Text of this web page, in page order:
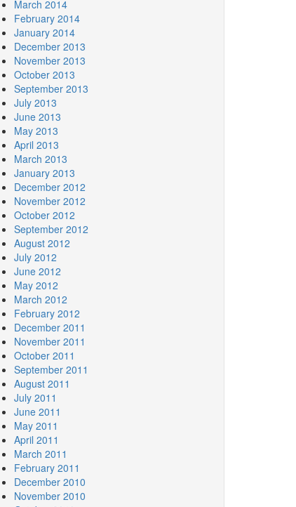
March 2014
February 2014
January 2014
December 2013
November 2013
October 2013
September 2013
July 2013
June 2013
May 2013
April 2013
March 2013
January 2013
December 2012
November 2012
October 2012
September 2012
August 2012
July 2012
June 2012
May 2012
March 2012
February 2012
December 2011
November 2011
October 2011
September 2011
August 2011
July 2011
June 2011
May 2011
April 2011
March 2011
February 2011
December 2010
November 2010